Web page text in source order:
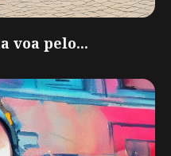
voa pelo...